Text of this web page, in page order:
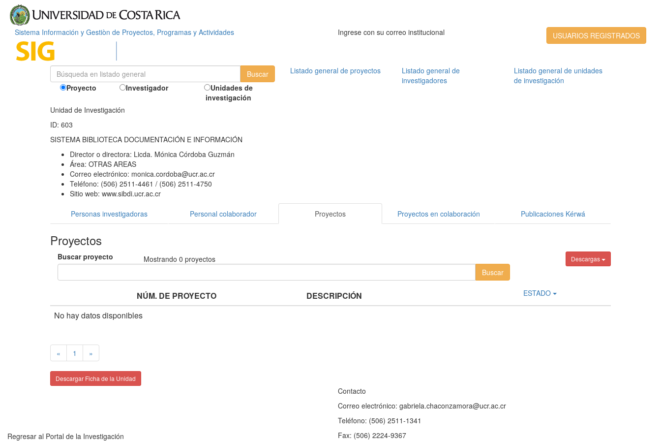
Sistema Información y Gestiòn de Proyectos, Programas y Actividades USUARIOS REGISTRADOS
Ingrese con su correo institucional
Proyecto Investigador
Unidades de
investigación
Listado general de proyectos
Listado general de
investigadores
Listado general de unidades
de investigación
Unidad de Investigación
ID: 603
SISTEMA BIBLIOTECA DOCUMENTACIÓN E INFORMACIÓN
Director o directora: Licda. Mónica Córdoba Guzmán
Área: OTRAS AREAS
Correo electrónico: monica.cordoba@ucr.ac.cr
Teléfono: (506) 2511-4461 / (506) 2511-4750
Sitio web: www.sibdi.ucr.ac.cr
Personas investigadoras Personal colaborador Proyectos Proyectos en colaboración Publicaciones Kérwá
Proyectos
Descargas
Buscar proyecto Mostrando 0 proyectos
NÚM. DE PROYECTO DESCRIPCIÓN ESTADO
No hay datos disponibles
« 1 »
Descargar Ficha de la Unidad
Regresar al Portal de la Investigación
Contacto
Correo electrónico: gabriela.chaconzamora@ucr.ac.cr
Teléfono: (506) 2511-1341
Fax: (506) 2224-9367